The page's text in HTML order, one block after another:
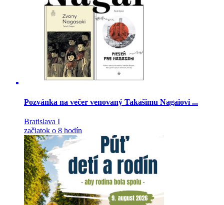
Pozvánka na večer venovaný Takašimu Nagaiovi ...
Bratislava I
začiatok o 8 hodín